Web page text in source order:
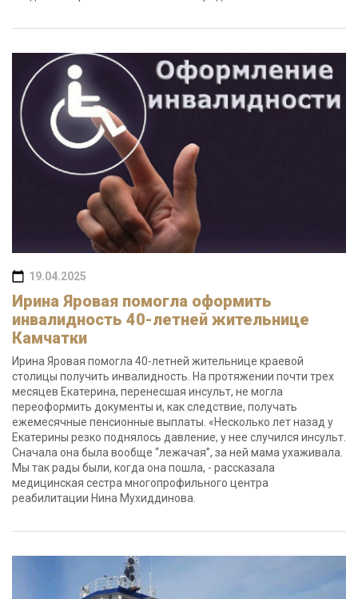
19.04.2025
Ирина Яровая помогла оформить
инвалидность 40-летней жительнице
Камчатки
Ирина Яровая помогла 40-летней жительнице краевой
столицы получить инвалидность. На протяжении почти трех
месяцев Екатерина, перенесшая инсульт, не могла
переоформить документы и, как следствие, получать
ежемесячные пенсионные выплаты. «Несколько лет назад у
Екатерины резко поднялось давление, у нее случился инсульт.
Сначала она была вообще “лежачая”, за ней мама ухаживала.
Мы так рады были, когда она пошла, - рассказала
медицинская сестра многопрофильного центра
реабилитации Нина Мухиддинова.